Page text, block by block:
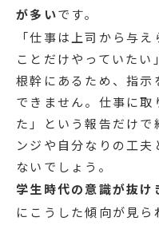
が多いです。
「仕事は上司から与
ことだけやっていた
根幹にあるため、指
できません。仕事に
た」という報告だけで
ンジや自分なりの工
ないでしょう。
学生時代の意識が抜け
にこうした傾向が見ら